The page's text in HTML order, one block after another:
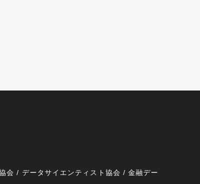
会 / データサイエンティスト協会 / 金融デー